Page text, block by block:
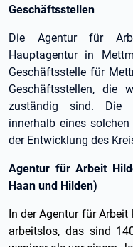
Geschäftsstellen
Die Agentur für
Hauptagentur in
Geschäftsstelle für
Geschäftsstellen, die
zuständig sind. Die
innerhalb eines
der Entwicklung des
Agentur für Arbeit
Haan und Hilden)
In der Agentur für
arbeitslos, das sind